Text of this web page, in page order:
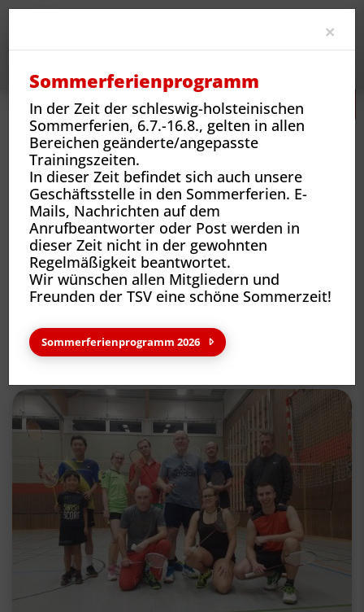
Sportarten Sportangebote und Abteilungen
Aktuelles
Neuigkeiten & wichtige
×
Sommerferienprogramm
In der Zeit der schleswig-holsteinischen
Sommerferien, 6.7.-16.8., gelten in allen
Bereichen geänderte/angepasste
Trainingszeiten.
In dieser Zeit befindet sich auch unsere
Geschäftsstelle in den Sommerferien. E-
Mails, Nachrichten auf dem
Anrufbeantworter oder Post werden in
dieser Zeit nicht in der gewohnten
Regelmäßigkeit beantwortet.
Wir wünschen allen Mitgliedern und
Freunden der TSV eine schöne Sommerzeit!
Sommerferienprogramm 2026